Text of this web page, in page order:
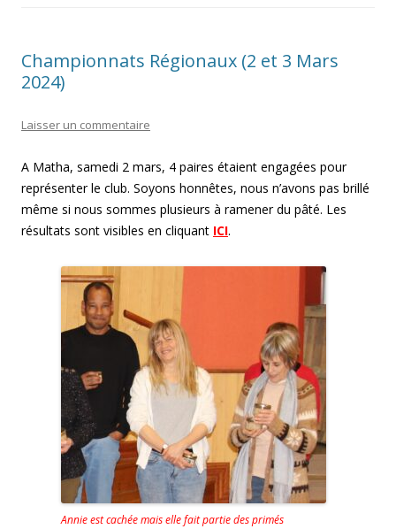
Championnats Régionaux (2 et 3 Mars
2024)
Laisser un commentaire
A Matha, samedi 2 mars, 4 paires étaient engagées pour
représenter le club. Soyons honnêtes, nous n’avons pas brillé
même si nous sommes plusieurs à ramener du pâté. Les
résultats sont visibles en cliquant ICI.
Annie est cachée mais elle fait partie des primés